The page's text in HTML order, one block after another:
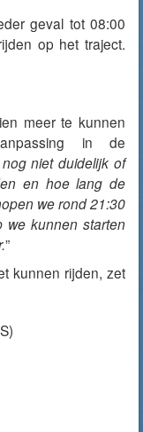
geval tot 08:00
op het traject.
meer te kunnen
in de
niet duidelijk of
en hoe lang de
we rond 21:30
we kunnen starten
”
kunnen rijden, zet